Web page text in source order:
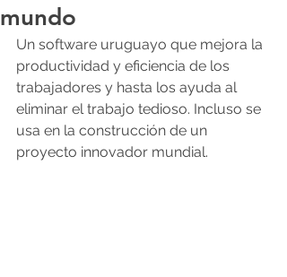
mundo
Un software uruguayo que mejora la
productividad y eficiencia de los
trabajadores y hasta los ayuda al
eliminar el trabajo tedioso. Incluso se
usa en la construcción de un
proyecto innovador mundial.